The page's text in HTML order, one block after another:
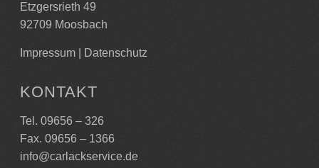
Etzgersrieth 49
92709 Moosbach
Impressum| Datenschutz
KONTAKT
Tel. 09656 – 326
Fax. 09656 – 1366
info@carlackservice.de